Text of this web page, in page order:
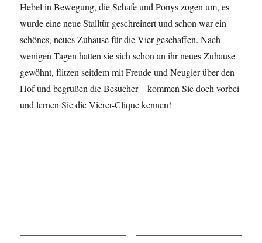
Hebel in Bewegung, die Schafe und Ponys zogen um, es
wurde eine neue Stalltür geschreinert und schon war ein
schönes, neues Zuhause für die Vier geschaffen. Nach
wenigen Tagen hatten sie sich schon an ihr neues Zuhause
gewöhnt, flitzen seitdem mit Freude und Neugier über den
Hof und begrüßen die Besucher – kommen Sie doch vorbei
und lernen Sie die Vierer-Clique kennen!